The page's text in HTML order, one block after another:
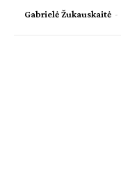
Gabrielė Žukauskaitė -